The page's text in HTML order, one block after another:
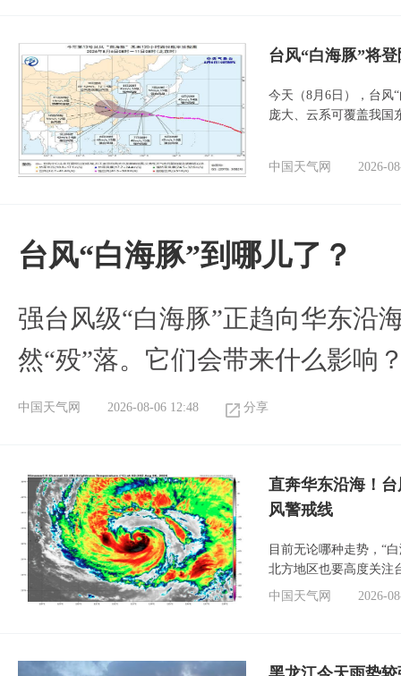
台风“白海豚”将
今天（8月6日），台风
庞大、云系可覆盖我国
中国天气网 2026-
台风“白海豚”到哪儿了？
强台风级“白海豚”正趋向华东沿
然“殁”落。它们会带来什么影响
中国天气网 2026-08-06 12:48 分享
直奔华东沿海！
风警戒线
目前无论哪种走势，“
北方地区也要高度关注
中国天气网
2026-